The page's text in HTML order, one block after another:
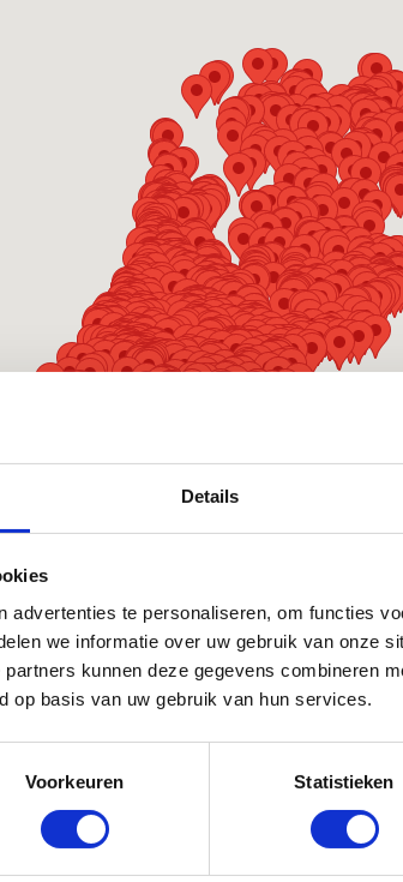
Details
advertenties te personaliseren, om functies
we informatie over uw gebruik van onze
kunnen deze gegevens combineren
op basis van uw gebruik van hun services.
Voorkeuren Statistieken
zoeken?